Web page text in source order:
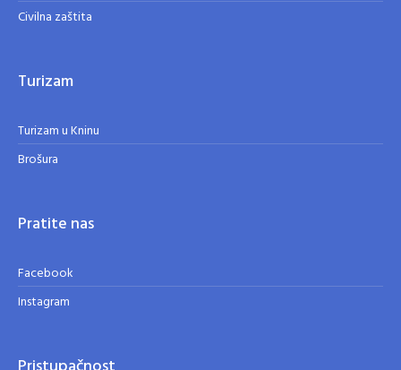
Civilna zaštita
Turizam
Turizam u Kninu
Brošura
Pratite nas
Facebook
Instagram